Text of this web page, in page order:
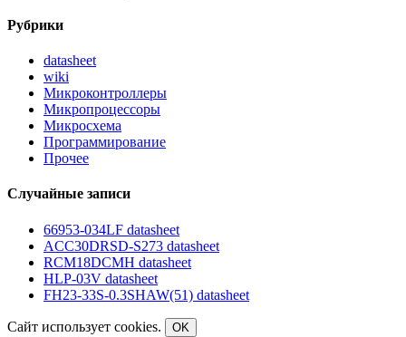
Рубрики
datasheet
wiki
Микроконтроллеры
Микропроцессоры
Микросхема
Программирование
Прочее
Случайные записи
66953-034LF datasheet
ACC30DRSD-S273 datasheet
RCM18DCMH datasheet
HLP-03V datasheet
FH23-33S-0.3SHAW(51) datasheet
Сайт использует cookies.
OK